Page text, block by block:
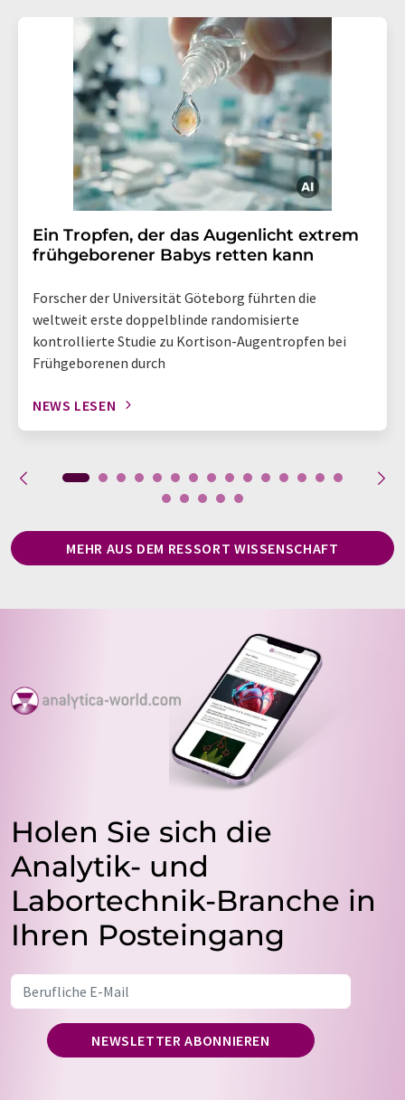
Ein Tropfen, der das Augenlicht extrem
frühgeborener Babys retten kann
Forscher der Universität Göteborg führten die
weltweit erste doppelblinde randomisierte
kontrollierte Studie zu Kortison-Augentropfen bei
Frühgeborenen durch
NEWS LESEN
MEHR AUS DEM RESSORT WISSENSCHAFT
Holen Sie sich die
Analytik- und
Labortechnik-Branche in
Ihren Posteingang
NEWSLETTER ABONNIEREN